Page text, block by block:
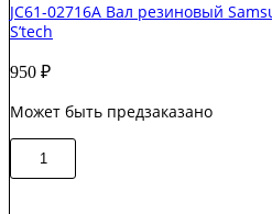
JC61-02716A Вал резиновый
S’tech
950 ₽
Может быть предзаказано
Количество
товара